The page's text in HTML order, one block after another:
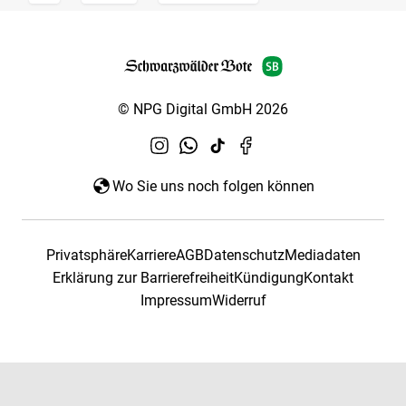
© NPG Digital GmbH 2026
Wo Sie uns noch folgen können
PrivatsphäreKarriereAGBDatenschutzMediadaten
Erklärung zur BarrierefreiheitKündigungKontakt
ImpressumWiderruf